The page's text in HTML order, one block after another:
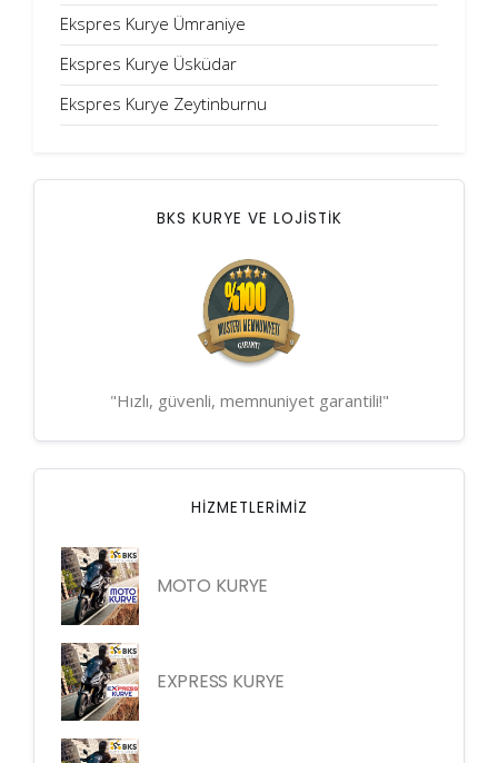
Ekspres Kurye Ümraniye
Ekspres Kurye Üsküdar
Ekspres Kurye Zeytinburnu
BKS KURYE VE LOJİSTİK
"Hızlı, güvenli, memnuniyet garantili!"
HIZMETLERIMIZ
MOTO KURYE
EXPRESS KURYE